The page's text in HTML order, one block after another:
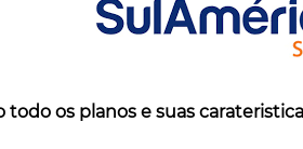
todo os planos e suas